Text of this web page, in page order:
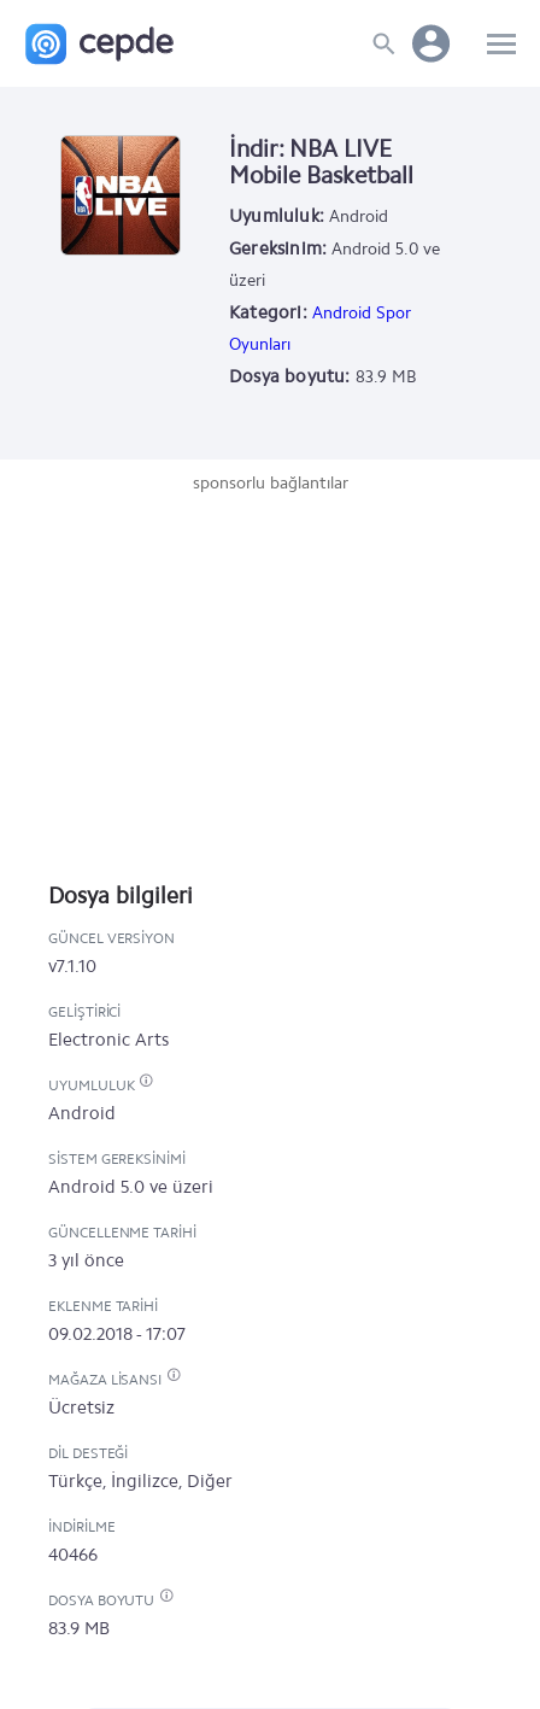
İndir: NBA LIVE
Mobile Basketball
Uyumluluk: Android
Gereksinim: Android 5.0 ve
üzeri
Kategori: Android Spor
Oyunları
Dosya boyutu: 83.9 MB
sponsorlu bağlantılar
Dosya bilgileri
GÜNCEL VERSIYON
v7.1.10
GELIŞTIRICI
Electronic Arts
UYUMLULUK
Android
SISTEM GEREKSINIMI
Android 5.0 ve üzeri
GÜNCELLENME TARIHI
3 yıl önce
EKLENME TARIHI
09.02.2018 - 17:07
MAĞAZA LISANSI
Ücretsiz
DIL DESTEĞI
Türkçe, İngilizce, Diğer
İNDIRILME
40466
DOSYA BOYUTU
83.9 MB